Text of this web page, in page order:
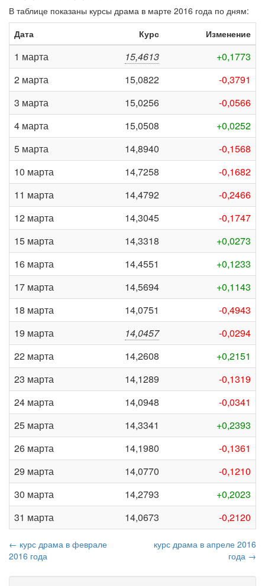
В таблице показаны курсы драма в марте 2016 года по дням:
Дата
Курс Изменение
1 марта 15,4613
+0,1773
2 марта
15,0822
-0,3791
3 марта
15,0256
-0,0566
4 марта
15,0508
+0,0252
5 марта
14,8940
-0,1568
10 марта
14,7258
-0,1682
11 марта
14,4792
-0,2466
12 марта
14,3045
-0,1747
15 марта
14,3318
+0,0273
16 марта
14,4551
+0,1233
17 марта
14,5694
+0,1143
18 марта
14,0751
-0,4943
19 марта
14,0457
-0,0294
22 марта
14,2608
+0,2151
23 марта
14,1289
-0,1319
24 марта
14,0948
-0,0341
25 марта
14,3341
+0,2393
26 марта
14,1980
-0,1361
29 марта
14,0770
-0,1210
30 марта
14,2793
+0,2023
31 марта
14,0673 -0,2120
← курс драма в феврале
2016 года
курс драма в апреле 2016
года →